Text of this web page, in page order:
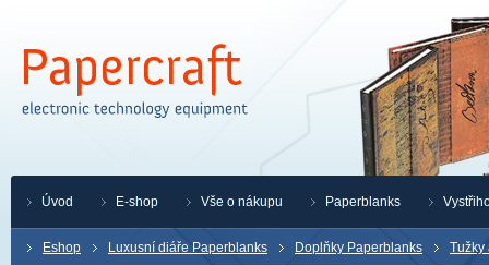
Eshop Luxusní diáře Paperblanks Doplňky Paperblanks Tužky
Úvod E-shop Vše o nákupu Paperblanks